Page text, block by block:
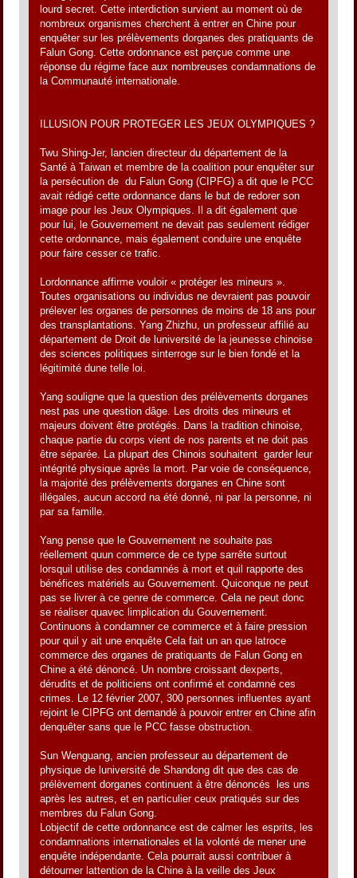
lourd secret. Cette interdiction survient au moment où de
nombreux organismes cherchent à entrer en Chine pour
enquêter sur les prélèvements dorganes des pratiquants de
Falun Gong. Cette ordonnance est perçue comme une
réponse du régime face aux nombreuses condamnations de
la Communauté internationale.
ILLUSION POUR PROTEGER LES JEUX OLYMPIQUES ?
Twu Shing-Jer, lancien directeur du département de la
Santé à Taiwan et membre de la coalition pour enquêter sur
la persécution de du Falun Gong (CIPFG) a dit que le PCC
avait rédigé cette ordonnance dans le but de redorer son
image pour les Jeux Olympiques. Il a dit également que
pour lui, le Gouvernement ne devait pas seulement rédiger
cette ordonnance, mais également conduire une enquête
pour faire cesser ce trafic.
Lordonnance affirme vouloir « protéger les mineurs ».
Toutes organisations ou individus ne devraient pas pouvoir
prélever les organes de personnes de moins de 18 ans pour
des transplantations. Yang Zhizhu, un professeur affilié au
département de Droit de luniversité de la jeunesse chinoise
des sciences politiques sinterroge sur le bien fondé et la
légitimité dune telle loi.
Yang souligne que la question des prélèvements dorganes
nest pas une question dâge. Les droits des mineurs et
majeurs doivent être protégés. Dans la tradition chinoise,
chaque partie du corps vient de nos parents et ne doit pas
être séparée. La plupart des Chinois souhaitent garder leur
intégrité physique après la mort. Par voie de conséquence,
la majorité des prélèvements dorganes en Chine sont
illégales, aucun accord na été donné, ni par la personne, ni
par sa famille.
Yang pense que le Gouvernement ne souhaite pas
réellement quun commerce de ce type sarrête surtout
lorsquil utilise des condamnés à mort et quil rapporte des
bénéfices matériels au Gouvernement. Quiconque ne peut
pas se livrer à ce genre de commerce. Cela ne peut donc
se réaliser quavec limplication du Gouvernement.
Continuons à condamner ce commerce et à faire pression
pour quil y ait une enquête Cela fait un an que latroce
commerce des organes de pratiquants de Falun Gong en
Chine a été dénoncé. Un nombre croissant dexperts,
dérudits et de politiciens ont confirmé et condamné ces
crimes. Le 12 février 2007, 300 personnes influentes ayant
rejoint le CIPFG ont demandé à pouvoir entrer en Chine afin
denquêter sans que le PCC fasse obstruction.
Sun Wenguang, ancien professeur au département de
physique de luniversité de Shandong dit que des cas de
prélèvement dorganes continuent à être dénoncés les uns
après les autres, et en particulier ceux pratiqués sur des
membres du Falun Gong.
Lobjectif de cette ordonnance est de calmer les esprits, les
condamnations internationales et la volonté de mener une
enquête indépendante. Cela pourrait aussi contribuer à
détourner lattention de la Chine à la veille des Jeux